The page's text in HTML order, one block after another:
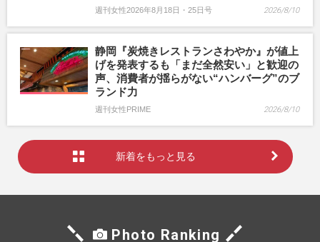
週刊女性2026年8月18日・25日号 2026/8/10
静岡『炭焼きレストランさわやか』が値上
げを発表するも「まだ全然安い」と歓迎の
声、消費者が揺らがない“ハンバーグ”のブ
ランド力
週刊女性PRIME 2026/8/10
新着をもっと見る
Photo Ranking